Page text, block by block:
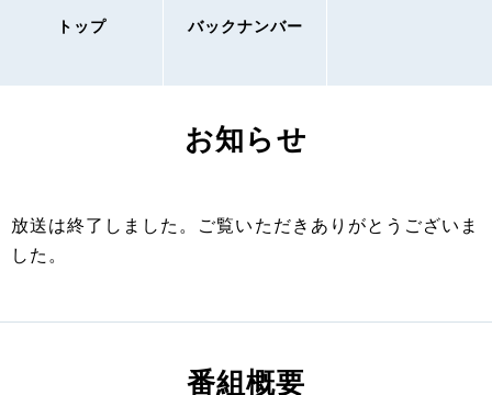
トップ バックナンバー
お知らせ
放送は終了しました。ご覧いただきありがとうございま
した。
番組概要